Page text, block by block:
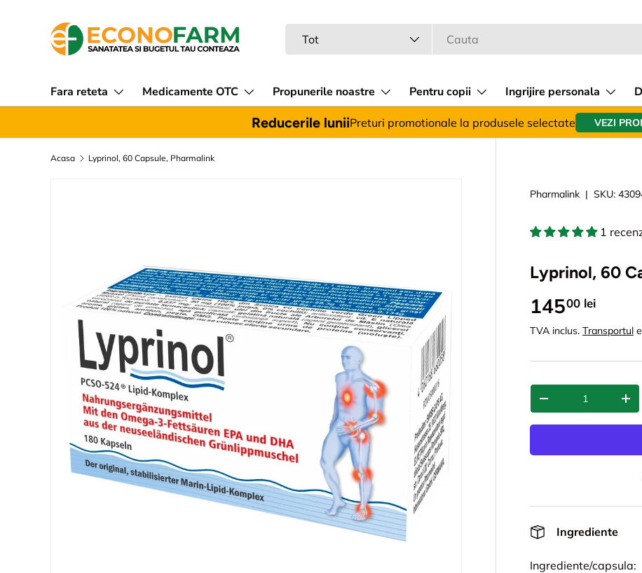
Sari la continut
Tot
Fara reteta Medicamente OTC Propunerile noastre Pentru copii Ingrijire personala
Reducerile luniiPreturi promotionale la produsele selectate VEZI
Acasa Lyprinol, 60 Capsule, Pharmalink
Pharmalink | SKU:
1
Lyprinol, 60
14500 lei
TVA inclus. Transportul
Cant.
-
+
Ingrediente
Ingrediente/capsula: